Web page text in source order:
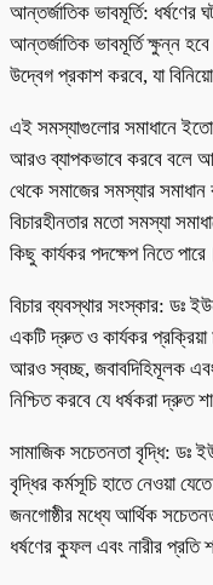
আন্তর্জাতিক ভাবমূর্তি: ধর্ষণের
আন্তর্জাতিক ভাবমূর্তি ক্ষুন্ন
উদ্বেগ প্রকাশ করবে, যা
এই সমস্যাগুলোর সমাধানে
আরও ব্যাপকভাবে করবে বলে
থেকে সমাজের সমস্যার সমাধান
বিচারহীনতার মতো সমস্যা
কিছু কার্যকর পদক্ষেপ নিতে
বিচার ব্যবস্থার সংস্কার: ডঃ
একটি দ্রুত ও কার্যকর প্রক্রিয়া
আরও স্বচ্ছ, জবাবদিহিমূলক
নিশ্চিত করবে যে ধর্ষকরা দ্রুত
সামাজিক সচেতনতা বৃদ্ধি: ডঃ
বৃদ্ধির কর্মসূচি হাতে নেওয়া
জনগোষ্ঠীর মধ্যে আর্থিক
ধর্ষণের কুফল এবং নারীর প্রতি